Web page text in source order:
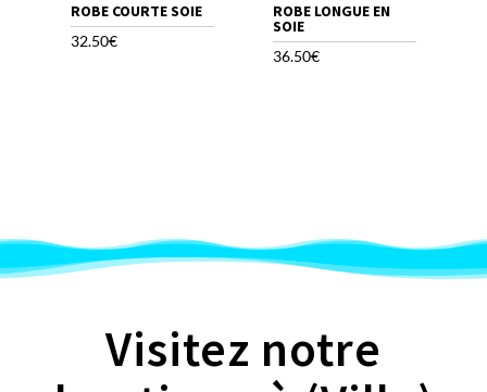
ROBE COURTE SOIE
32.50€
ROBE LONGUE EN
SOIE
36.50€
Visitez notre